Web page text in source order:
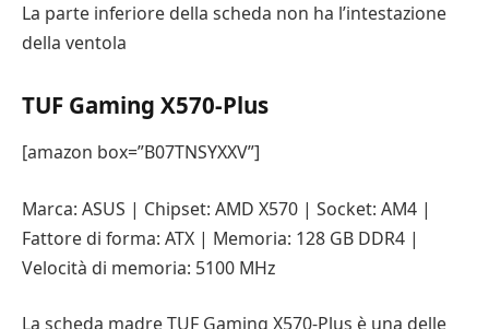
La parte inferiore della scheda non ha l’intestazione
della ventola
TUF Gaming X570-Plus
[amazon box=”B07TNSYXXV”]
Marca: ASUS | Chipset: AMD X570 | Socket: AM4 |
Fattore di forma: ATX | Memoria: 128 GB DDR4 |
Velocità di memoria: 5100 MHz
La scheda madre TUF Gaming X570-Plus è una delle